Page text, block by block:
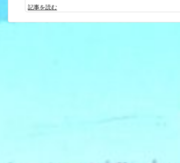
記事を読む